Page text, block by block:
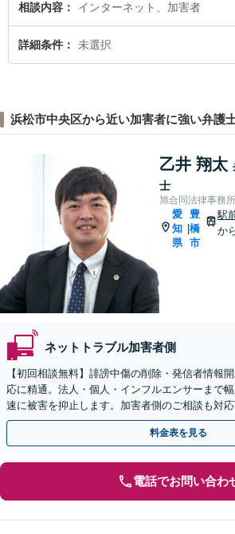
相談内容 インターネット、加害者
詳細条件 未選択
浜松市中央区から近い加害者に強い弁護
乙井 翔太
士
旭合同法律事務
愛
知
県
|
豊
橋
市
駅
か
ネットトラブル加害者側
【初回相談無料】誹謗中傷の削除・発信者情報
応に精通。法人・個人・インフルエンサーまで
速に被害を抑止します。加害者側のご相談も対応
OK】【豊橋駅10分】
料金表を見る
電話でお問い合わ